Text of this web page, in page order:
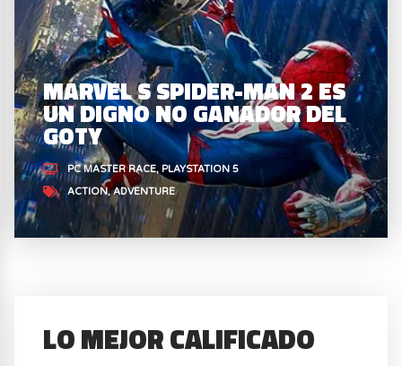
MARVEL S SPIDER-MAN 2 ES
UN DIGNO NO GANADOR DEL
GOTY
PC MASTER RACE PLAYSTATION 5
ACTION ADVENTURE
LO MEJOR CALIFICADO